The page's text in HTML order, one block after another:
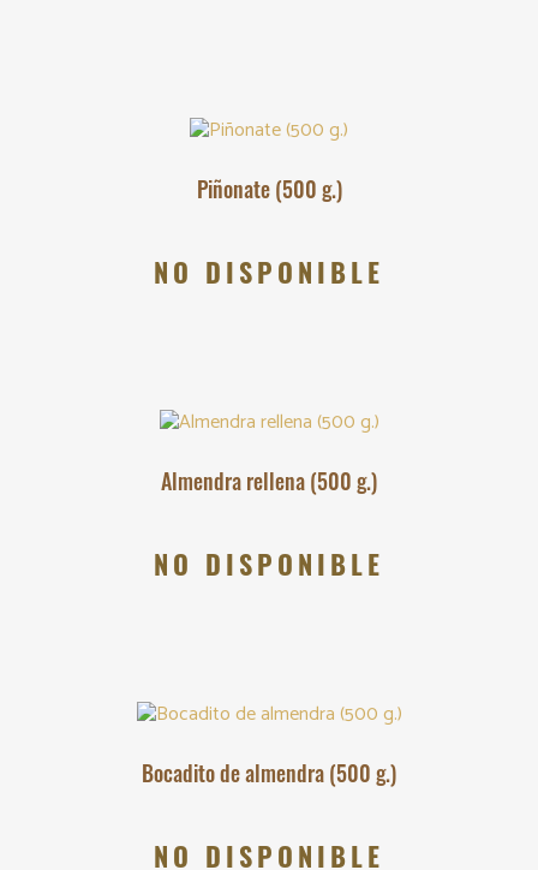
Piñonate (500 g.)
NO DISPONIBLE
Almendra rellena (500 g.)
NO DISPONIBLE
Bocadito de almendra (500 g.)
NO DISPONIBLE